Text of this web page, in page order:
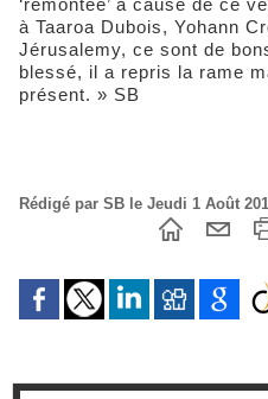
‘remontée’ à cause de ce
à Taaroa Dubois, Yohann
Jérusalemy, ce sont de
blessé, il a repris la rame
présent. » SB
Rédigé par SB le Jeudi 1 Août